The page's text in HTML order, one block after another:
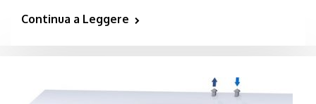
Continua a Leggere